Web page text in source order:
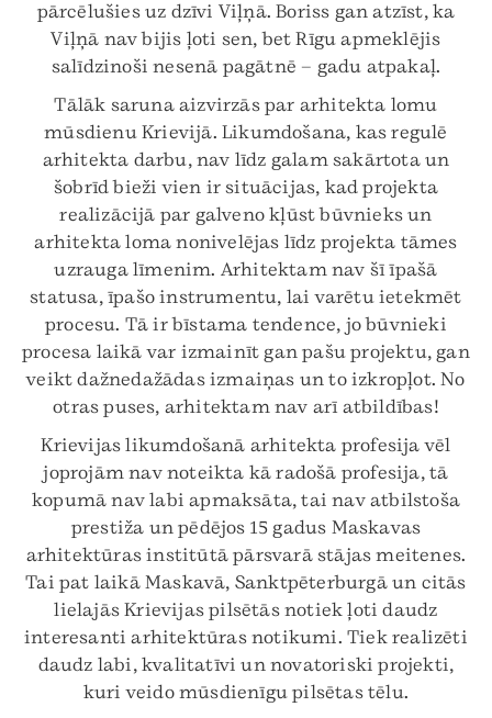
pārcēlušies uz dzīvi Viļņā. Boriss gan atzīst, ka
Viļņā nav bijis ļoti sen, bet Rīgu apmeklējis
salīdzinoši nesenā pagātnē – gadu atpakaļ.
Tālāk saruna aizvirzās par arhitekta lomu
mūsdienu Krievijā. Likumdošana, kas regulē
arhitekta darbu, nav līdz galam sakārtota un
šobrīd bieži vien ir situācijas, kad projekta
realizācijā par galveno kļūst būvnieks un
arhitekta loma nonivelējas līdz projekta tāmes
uzrauga līmenim. Arhitektam nav šī īpašā
statusa, īpašo instrumentu, lai varētu ietekmēt
procesu. Tā ir bīstama tendence, jo būvnieki
procesa laikā var izmainīt gan pašu projektu, gan
veikt dažnedažādas izmaiņas un to izkropļot. No
otras puses, arhitektam nav arī atbildības!
Krievijas likumdošanā arhitekta profesija vēl
joprojām nav noteikta kā radošā profesija, tā
kopumā nav labi apmaksāta, tai nav atbilstoša
prestiža un pēdējos 15 gadus Maskavas
arhitektūras institūtā pārsvarā stājas meitenes.
Tai pat laikā Maskavā, Sanktpēterburgā un citās
lielajās Krievijas pilsētās notiek ļoti daudz
interesanti arhitektūras notikumi. Tiek realizēti
daudz labi, kvalitatīvi un novatoriski projekti,
kuri veido mūsdienīgu pilsētas tēlu.